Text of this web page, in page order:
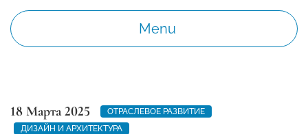
Menu
18 Марта 2025
ОТРАСЛЕВОЕ РАЗВИТИЕ
ДИЗАЙН И АРХИТЕКТУРА